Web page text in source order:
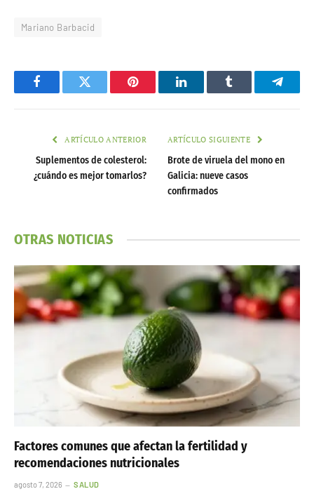
Mariano Barbacid
FacebookTwitter Pinterest LinkedInTumblr
ARTÍCULO ANTERIOR
Suplementos de colesterol:
¿cuándo es mejor tomarlos?
ARTÍCULO SIGUIENTE
Brote de viruela del mono en
Galicia: nueve casos
confirmados
OTRAS NOTICIAS
Factores comunes que afectan la fertilidad y
recomendaciones nutricionales
agosto 7, 2026 SALUD